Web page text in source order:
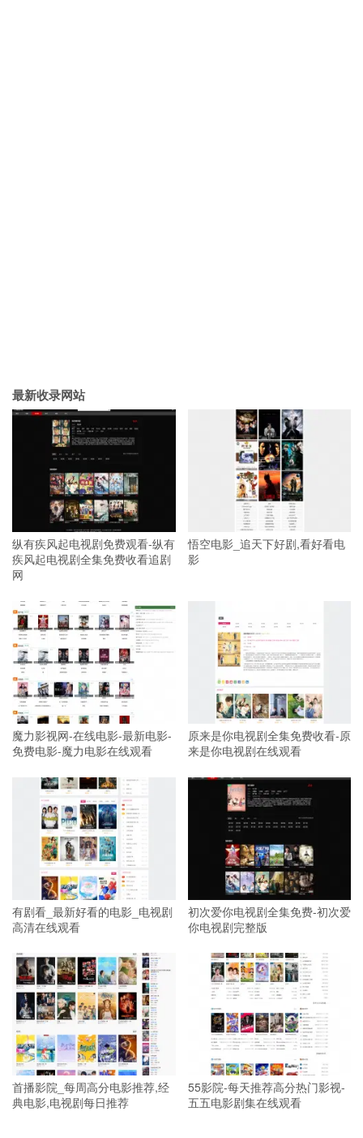
最新收录网站
纵有疾风起电视剧免费观看-纵有
疾风起电视剧全集免费收看追剧
网
悟空电影_追天下好剧,看好看电
影
魔力影视网-在线电影-最新电影-
免费电影-魔力电影在线观看
原来是你电视剧全集免费收看-原
来是你电视剧在线观看
有剧看_最新好看的电影_电视剧
高清在线观看
初次爱你电视剧全集免费-初次爱
你电视剧完整版
首播影院_每周高分电影推荐,经
典电影,电视剧每日推荐
55影院-每天推荐高分热门影视-
五五电影剧集在线观看